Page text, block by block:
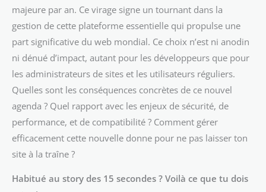
majeure par an. Ce virage signe un tournant dans la
gestion de cette plateforme essentielle qui propulse une
part significative du web mondial. Ce choix n’est ni anodin
ni dénué d’impact, autant pour les développeurs que pour
les administrateurs de sites et les utilisateurs réguliers.
Quelles sont les conséquences concrètes de ce nouvel
agenda ? Quel rapport avec les enjeux de sécurité, de
performance, et de compatibilité ? Comment gérer
efficacement cette nouvelle donne pour ne pas laisser ton
site à la traîne ?
Habitué au story des 15 secondes ? Voilà ce que tu dois